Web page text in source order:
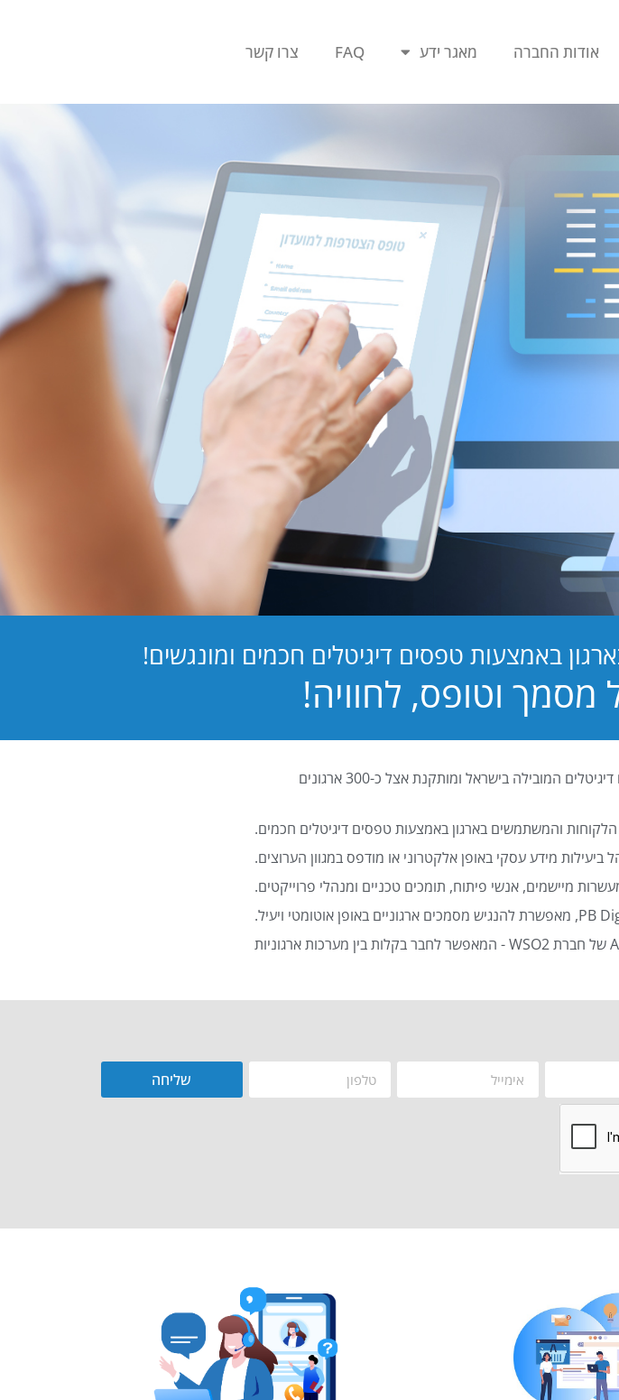
אודות החברה מאגר ידע FAQ צרו קשר
באמצעות טפסים דיגיטלים חכמים ומונגשים!
PB Digital (PrintBOS Digital) הינה המערכת לטפסים דיגיטלים המובילה בישראל ומותקנת אצל כ-300 ארגונים
והמשתמשים בארגון באמצעות טפסים דיגיטלים חכמים.
מידע עסקי באופן אלקטרוני או מודפס במגוון הערוצים.
מיישמים, אנשי פיתוח, תומכים טכניים ומנהלי פרוייקטים.
שליחה